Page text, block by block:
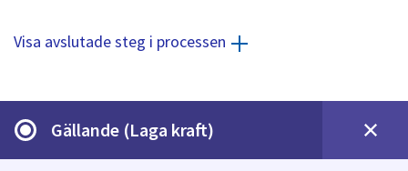
Visa avslutade steg i processen
Gällande (Laga kraft)